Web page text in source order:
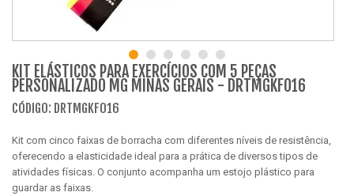
KIT ELÁSTICOS PARA EXERCÍCIOS COM 5 PEÇAS
PERSONALIZADO MG MINAS GERAIS - DRTMGKF016
CÓDIGO: DRTMGKF016
Kit com cinco faixas de borracha com diferentes níveis de resistência,
oferecendo a elasticidade ideal para a prática de diversos tipos de
atividades físicas. O conjunto acompanha um estojo plástico para
guardar as faixas.